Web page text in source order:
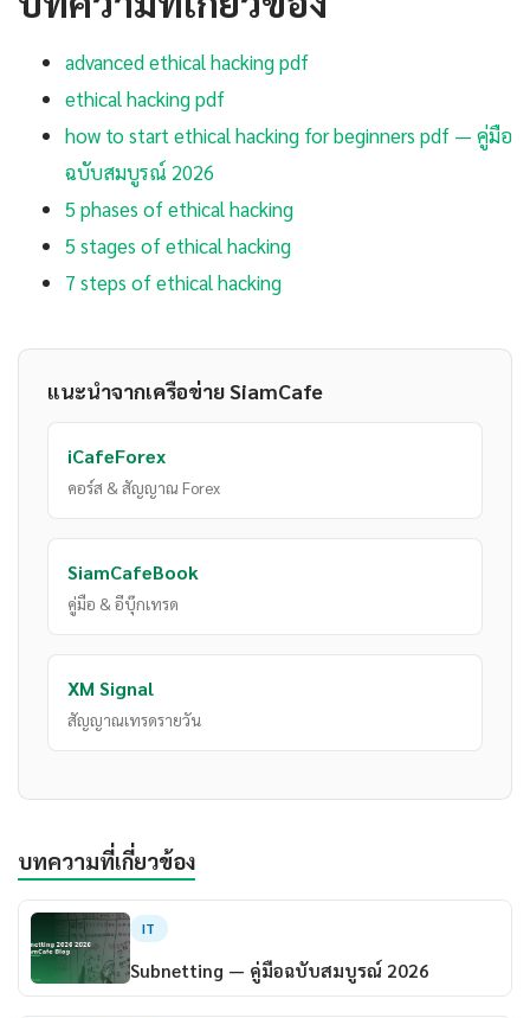
advanced ethical hacking pdf
ethical hacking pdf
how to start ethical hacking for beginners pdf — คู่มือ
ฉบับสมบูรณ์ 2026
5 phases of ethical hacking
5 stages of ethical hacking
7 steps of ethical hacking
แนะนำจากเครือข่าย SiamCafe
iCafeForex
คอร์ส & สัญญาณ Forex
SiamCafeBook
คู่มือ & อีบุ๊กเทรด
XM Signal
สัญญาณเทรดรายวัน
บทความที่เกี่ยวข้อง
IT
Subnetting — คู่มือฉบับสมบูรณ์ 2026